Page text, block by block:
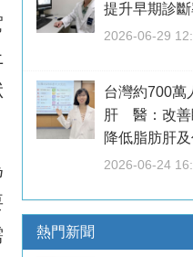
提升早期診
2026-06-29
台灣約700萬
肝 醫：改善
降低脂肪肝
2026-06-24
熱門新聞